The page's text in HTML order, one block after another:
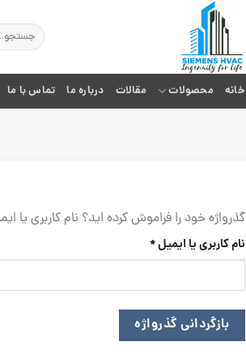
جستجو
برای:
خانه محصولات مقالات درباره ما تماس با ما
گذرواژه خود را فراموش کرده اید؟ نام کاربری
نام کاربری یا ایمیل*الزامی
بازگردانی گذرواژه